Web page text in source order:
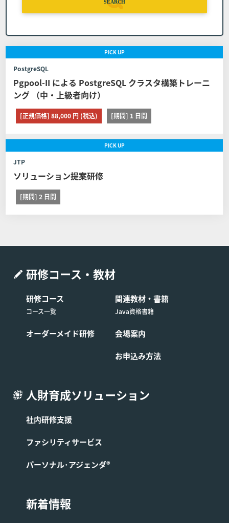
程変更は１回に限るものとします。また日程を変
更したコースの申し込みを取り消す場合は前条の
定めに関わらずコースの代金の全額をお支払いい
ただくものとします。
以下に定める通りとします。 但し、教育パンフレット等に
て日程変更可能期間を定めたコースはその定めが、また取
り消し、日程変更、証明書の発行に関する他社開催のコー
スは他社の定める契約条件がそれぞれ本条に優先して適用
-2488、受付時間：弊社休業日及び土・日・祝日
申し出るものとします。
た日程を変更したコースの申し込みを取り消す場
合は前条の定めに関わらず受講費用の全額をお支
■第9条 (コースの開催中止)
そのコースの開催を中止する場合があります。この場合、
弊社は第3条に基づき成立したコースの提供に係る契約を
解除できるものとし、お客様へはコース開始予定日1週間
を支払済の場合は、中止されたコースの代金をお客様に返
お客様はコースの受講にあたり、以下に定める各禁止事項
SEARCH
PICKUP
PostgreSQL
Pgpool-II による PostgreSQL クラスタ構築トレーニ
ング （中・上級者向け）
[正規価格] 88,000 円 (税込) [期間] 1 日間
PICKUP
JTP
ソリューション提案研修
[期間] 2 日間
研修コース・教材
研修コース
コース一覧
オーダーメイド研修
関連教材・書籍
Java資格書籍
会場案内
お申込み方法
人財育成ソリューション
社内研修支援
ファシリティサービス
パーソナル･アジェンダ®
新着情報